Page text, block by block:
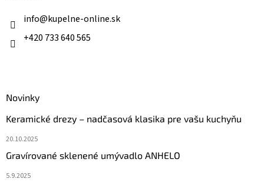
info@kupelne-online.sk
+420 733 640 565
Novinky
Keramické drezy – nadčasová klasika pre vašu kuchyňu
20.10.2025
Gravírované sklenené umývadlo ANHELO
5.9.2025